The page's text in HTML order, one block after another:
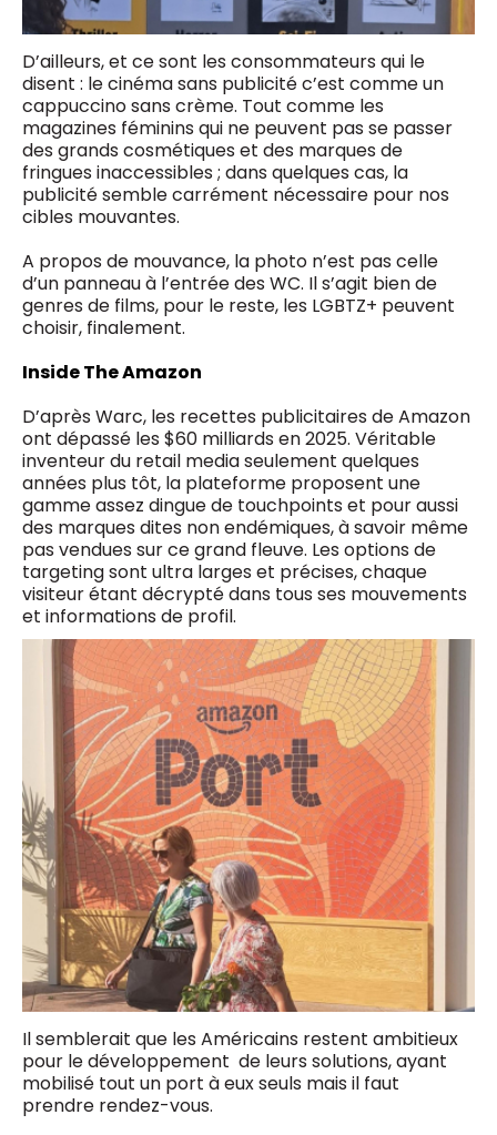
D’ailleurs, et ce sont les consommateurs qui le
disent : le cinéma sans publicité c’est comme un
cappuccino sans crème. Tout comme les
magazines féminins qui ne peuvent pas se passer
des grands cosmétiques et des marques de
fringues inaccessibles ; dans quelques cas, la
publicité semble carrément nécessaire pour nos
cibles mouvantes.
A propos de mouvance, la photo n’est pas celle
d’un panneau à l’entrée des WC. Il s’agit bien de
genres de films, pour le reste, les LGBTZ+ peuvent
choisir, finalement.
Inside The Amazon
D’après Warc, les recettes publicitaires de Amazon
ont dépassé les $60 milliards en 2025. Véritable
inventeur du retail media seulement quelques
années plus tôt, la plateforme proposent une
gamme assez dingue de touchpoints et pour aussi
des marques dites non endémiques, à savoir même
pas vendues sur ce grand fleuve. Les options de
targeting sont ultra larges et précises, chaque
visiteur étant décrypté dans tous ses mouvements
et informations de profil.
Il semblerait que les Américains restent ambitieux
pour le développement de leurs solutions, ayant
mobilisé tout un port à eux seuls mais il faut
prendre rendez-vous.